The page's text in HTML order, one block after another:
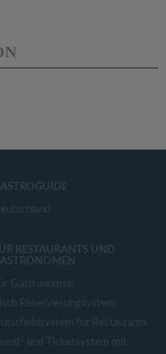
RESTAURANTS UND
Gastronomen
Reservierungsystem
für Restaurants
und Ticketsystem mit